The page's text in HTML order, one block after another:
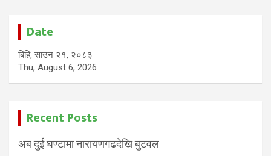
Date
बिहि, साउन २१, २०८३
Thu, August 6, 2026
Recent Posts
अब दुई घण्टामा नारायणगढदेखि बुटवल